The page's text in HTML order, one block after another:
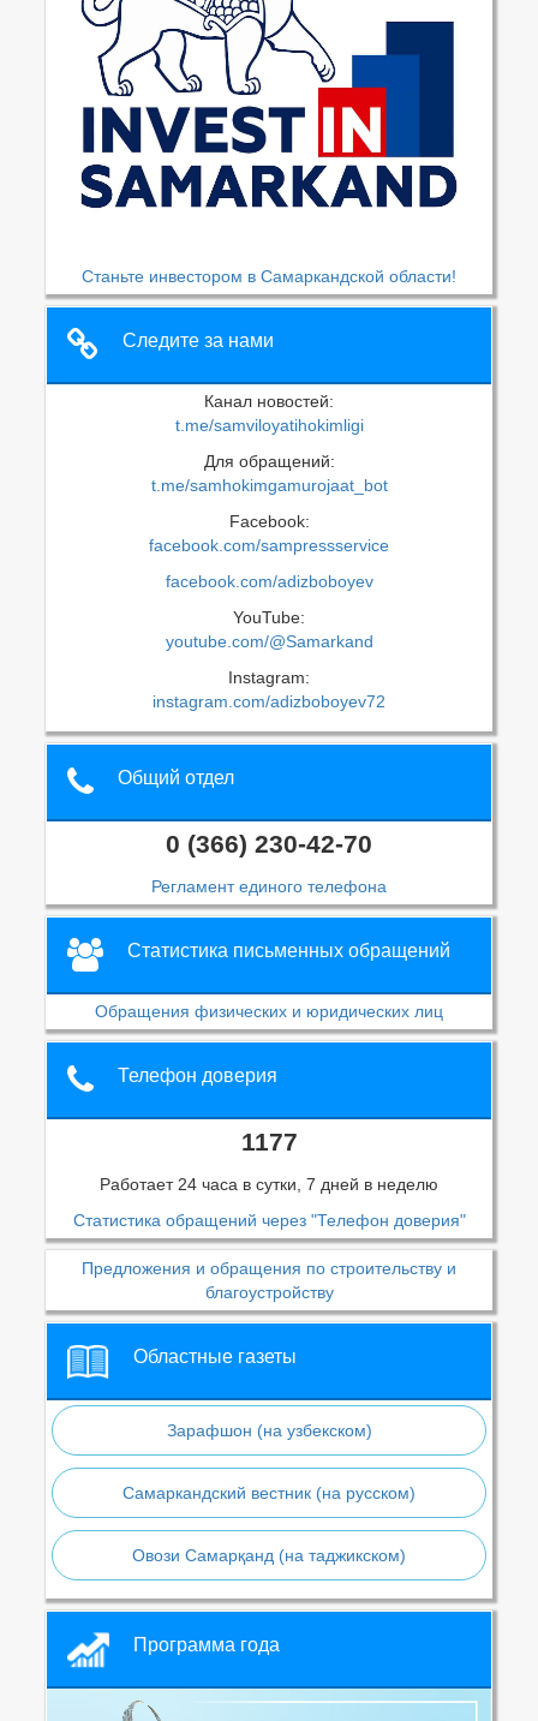
Станьте инвестором в Самаркандской области!
Следите за нами
Канал новостей:
t.me/samviloyatihokimligi
Для обращений:
t.me/samhokimgamurojaat_bot
Facebook:
facebook.com/sampressservice
facebook.com/adizboboyev
YouTube:
youtube.com/@Samarkand
Instagram:
instagram.com/adizboboyev72
Общий отдел
0 (366) 230-42-70
Регламент единого телефона
Статистика письменных обращений
Обращения физических и юридических лиц
Телефон доверия
1177
Работает 24 часа в сутки, 7 дней в неделю
Статистика обращений через "Телефон доверия"
Предложения и обращения по строительству и
благоустройству
Областные газеты
Зарафшон (на узбекском)
Самаркандский вестник (на русском)
Овози Самарқанд (на таджикском)
Программа года